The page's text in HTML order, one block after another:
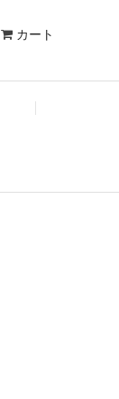
カート